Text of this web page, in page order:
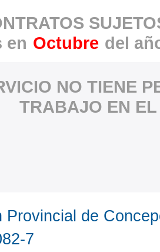
en Octubre del
NO TIENE
TRABAJO EN
Provincial de
7